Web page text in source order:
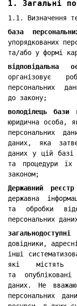
1. Загальні
1.1. Визначення
база
упорядкованих
та/або у формі
відповідальна
організовує
персональних
до закону;
володілець бази
юридична особа,
персональних
даних, яка
даних у цій базі
та процедури
законом;
Державний
державна
та обробки
персональних
довідники,
інші
які містять
та
даних. Не
персональних